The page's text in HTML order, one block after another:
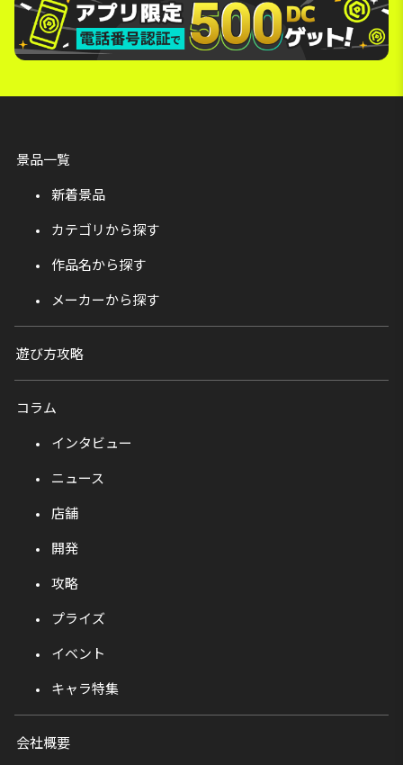
景品一覧
新着景品
カテゴリから探す
作品名から探す
メーカーから探す
遊び方攻略
コラム
インタビュー
ニュース
店舗
開発
攻略
プライズ
イベント
キャラ特集
会社概要